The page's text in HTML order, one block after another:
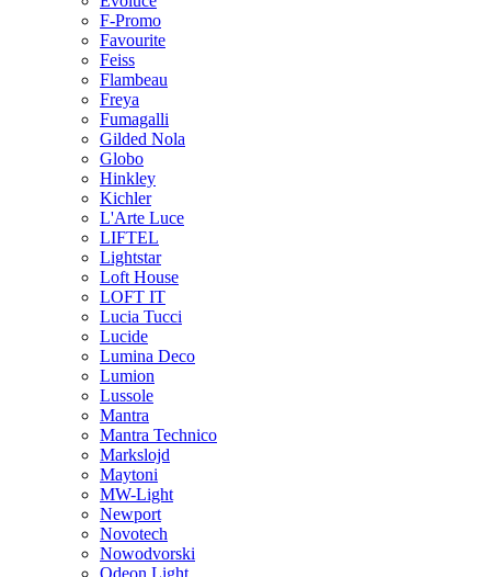
F-Promo
Favourite
Feiss
Flambeau
Freya
Fumagalli
Gilded Nola
Globo
Hinkley
Kichler
L'Arte Luce
LIFTEL
Lightstar
Loft House
LOFT IT
Lucia Tucci
Lucide
Lumina Deco
Lumion
Lussole
Mantra
Mantra Technico
Markslojd
Maytoni
MW-Light
Newport
Novotech
Nowodvorski
Odeon Light